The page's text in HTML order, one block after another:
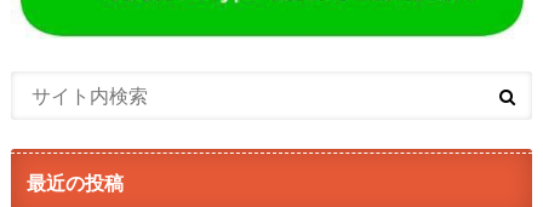
最近の投稿